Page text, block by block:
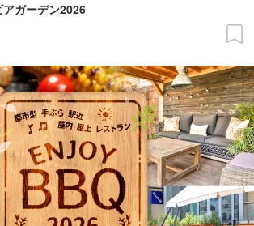
ガーデン2026